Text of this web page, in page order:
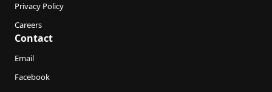
Privacy Policy
Careers
Contact
Email
Facebook